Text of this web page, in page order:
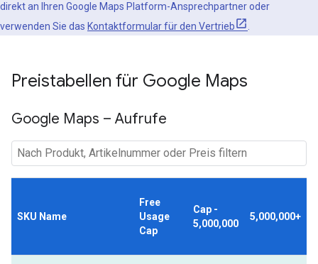
direkt an Ihren Google Maps Platform-Ansprechpartner oder
verwenden Sie das Kontaktformular für den Vertrieb
Preistabellen für Google Maps
Google Maps – Aufrufe
SKU Name
Free
Usage
Cap
Cap -
5,000,000
5,000,000+